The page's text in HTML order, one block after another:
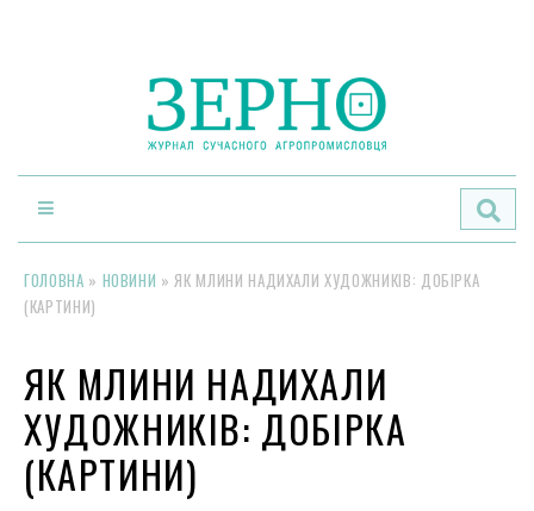
ГОЛОВНА » НОВИНИ »ЯК МЛИНИ НАДИХАЛИ ХУДОЖНИКІВ: ДОБІРКА
(КАРТИНИ)
ЯК МЛИНИ НАДИХАЛИ
ХУДОЖНИКІВ: ДОБІРКА
(КАРТИНИ)